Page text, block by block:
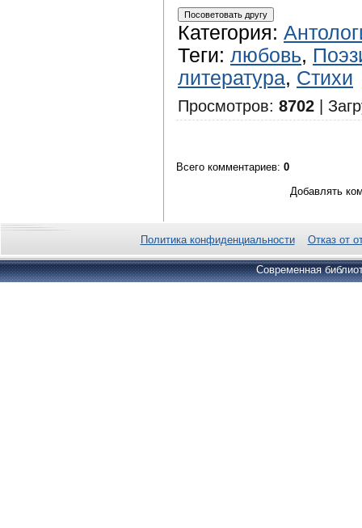
Категория:
Теги: любовь,
литература, Стихи
Просмотров: 8702
Всего комментариев: 0
Добавлять
Политика конфиденциальности Отказ от
Современная